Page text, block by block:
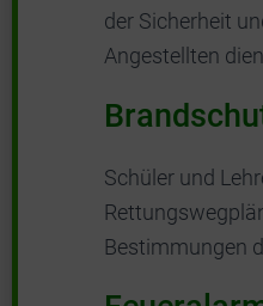
der Sicherheit
Angestellten
Schüler und
Bestimmungen